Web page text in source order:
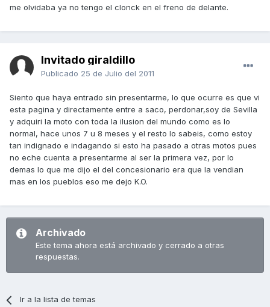
me olvidaba ya no tengo el clonck en el freno de delante.
Invitado giraldillo
Publicado 25 de Julio del 2011
Siento que haya entrado sin presentarme, lo que ocurre es que vi
esta pagina y directamente entre a saco, perdonar,soy de Sevilla
y adquiri la moto con toda la ilusion del mundo como es lo
normal, hace unos 7 u 8 meses y el resto lo sabeis, como estoy
tan indignado e indagando si esto ha pasado a otras motos pues
no eche cuenta a presentarme al ser la primera vez, por lo
demas lo que me dijo el del concesionario era que la vendian
mas en los pueblos eso me dejo K.O.
Archivado
Este tema ahora está archivado y cerrado a otras
respuestas.
Ir a la lista de temas